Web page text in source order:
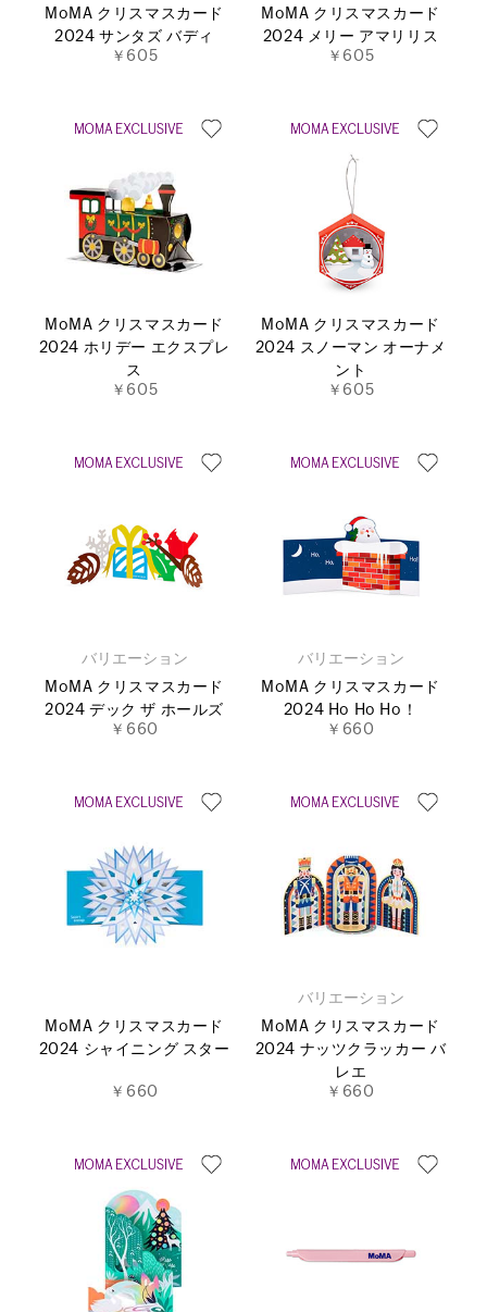
MoMA クリスマスカード
2024 サンタズ バディ
￥605
MoMA クリスマスカード
2024 メリー アマリリス
￥605
MoMA クリスマスカード
2024 ホリデー エクスプレ
ス
￥605
MoMA クリスマスカード
2024 スノーマン オーナメ
ント
￥605
バリエーション
MoMA クリスマスカード
2024 デック ザ ホールズ
￥660
バリエーション
MoMA クリスマスカード
2024 Ho Ho Ho！
￥660
MoMA クリスマスカード
2024 シャイニング スター
￥660
バリエーション
MoMA クリスマスカード
2024 ナッツクラッカー バ
レエ
￥660